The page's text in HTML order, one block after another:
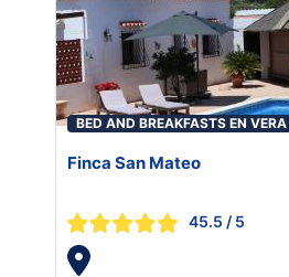
BED AND BREAKFASTS EN VERA
Finca San Mateo
45.5 / 5